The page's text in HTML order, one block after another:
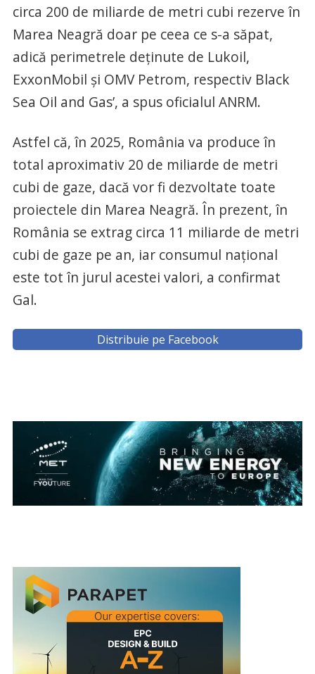
circa 200 de miliarde de metri cubi rezerve în
Marea Neagră doar pe ceea ce s-a săpat,
adică perimetrele deţinute de Lukoil,
ExxonMobil şi OMV Petrom, respectiv Black
Sea Oil and Gas’, a spus oficialul ANRM.
Astfel că, în 2025, România va produce în
total aproximativ 20 de miliarde de metri
cubi de gaze, dacă vor fi dezvoltate toate
proiectele din Marea Neagră. În prezent, în
România se extrag circa 11 miliarde de metri
cubi de gaze pe an, iar consumul naţional
este tot în jurul acestei valori, a confirmat
Gal.
Distribuie pe Facebook